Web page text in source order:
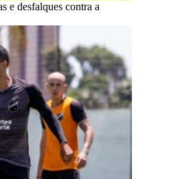
e desfalques contra a